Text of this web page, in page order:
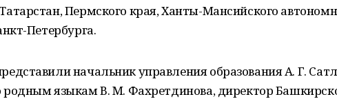
Пермского края, Ханты-Мансийского
Петербурга.
начальник управления образования А. Г.
родным языкам В. М. Фахретдинова, директор